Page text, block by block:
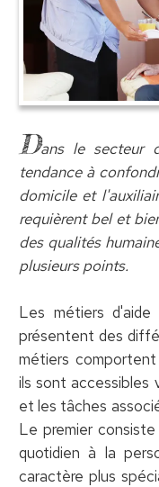
Dans le secteur
tendance à
domicile et
requièrent bel et
des qualités
plusieurs points.
Les métiers
présentent des
métiers
ils sont accessibles
et les tâches
Le premier
quotidien à la
caractère plus